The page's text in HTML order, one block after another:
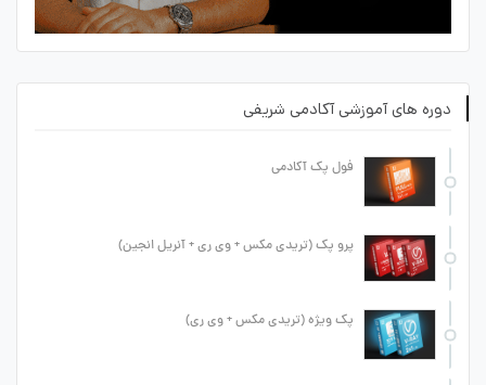
دوره های آموزشی آکادمی شریفی
فول پک آکادمی
پرو پک (تریدی مکس + وی ری + آنریل انجین)
پک ویژه (تریدی مکس + وی ری)